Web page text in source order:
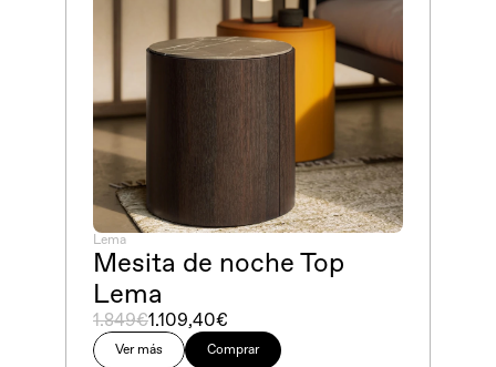
Ver más Comprar
Lema
Mesita de noche Top
Lema
1.109,40€
1.849€